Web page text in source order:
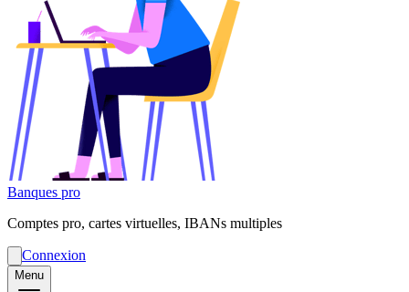
Banques pro
Comptes pro, cartes virtuelles, IBANs multiples
Connexion
Menu